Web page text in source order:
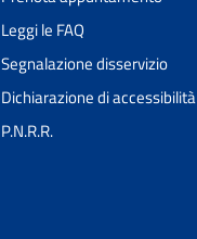
Leggi le FAQ
Segnalazione disservizio
Dichiarazione di accessibilità
P.N.R.R.